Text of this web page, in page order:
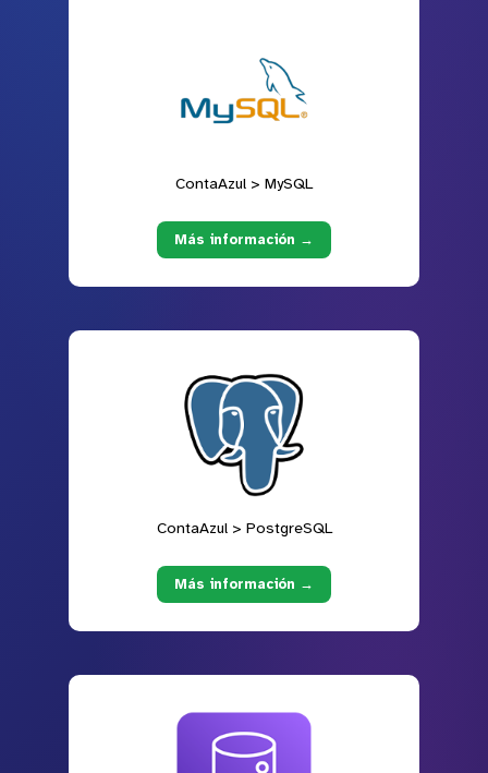
ContaAzul > MySQL
Más información →
ContaAzul > PostgreSQL
Más información →